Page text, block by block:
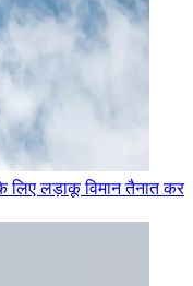
लिए लड़ाकू विमान तैनात कर